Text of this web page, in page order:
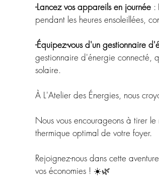
-Lancez vos appareils en journée :
pendant les heures ensoleillées,
-Équipez-vous d'un gestionnaire
gestionnaire d'énergie connecté,
solaire.
À L'Atelier des Énergies, nous
Nous vous encourageons à tirer
thermique optimal de votre foyer.
Rejoignez-nous dans cette
vos économies ! ☀️🌿